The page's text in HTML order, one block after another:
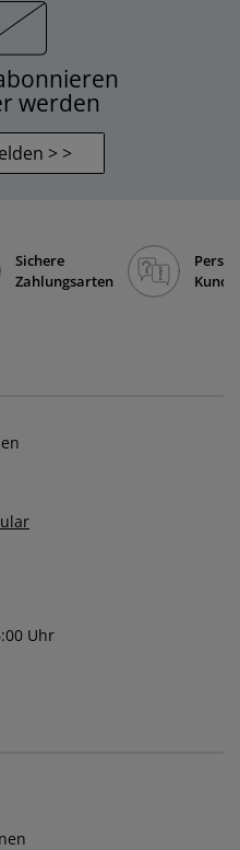
werden
> >
Sichere
Zahlungsarten
Uhr